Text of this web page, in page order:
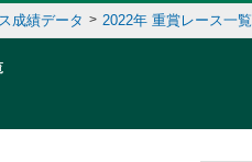
成績データ > 2022年 重賞レース一覧